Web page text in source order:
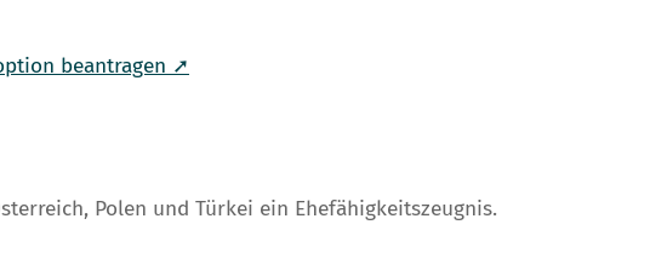
beantragen ➚
Polen und Türkei ein Ehefähigkeitszeugnis.